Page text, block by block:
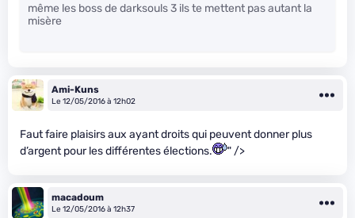
même les boss de darksouls 3 ils te mettent pas autant la
misère
Ami-Kuns
Le 12/05/2016 à 12h02
Faut faire plaisirs aux ayant droits qui peuvent donner plus
d’argent pour les différentes élections.
" />
macadoum
Le 12/05/2016 à 12h37